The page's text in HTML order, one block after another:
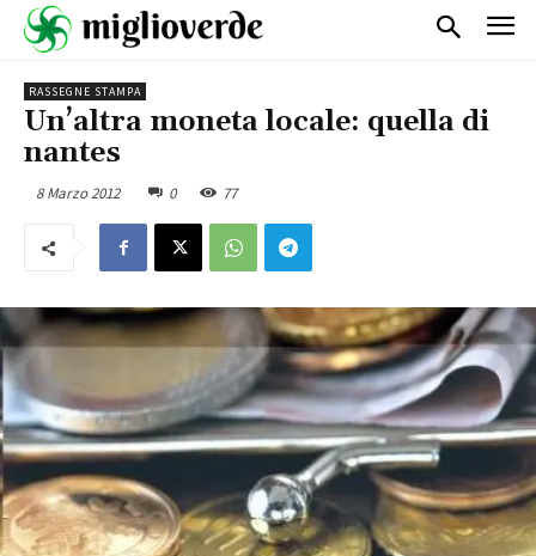
RASSEGNE STAMPA
Un’altra moneta locale: quella di
nantes
8 Marzo 2012 0 77